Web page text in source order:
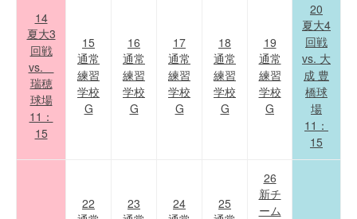
14
夏大3
回戦
vs.
瑞穂
球場
11：
15
15
通常
練習
学校
G
16
通常
練習
学校
G
17
通常
練習
学校
G
18
通常
練習
学校
G
19
通常
練習
学校
G
20
夏大4
回戦
vs. 大
成 豊
橋球
場
11：
15
22
23
24
25
26
新チ
ーム